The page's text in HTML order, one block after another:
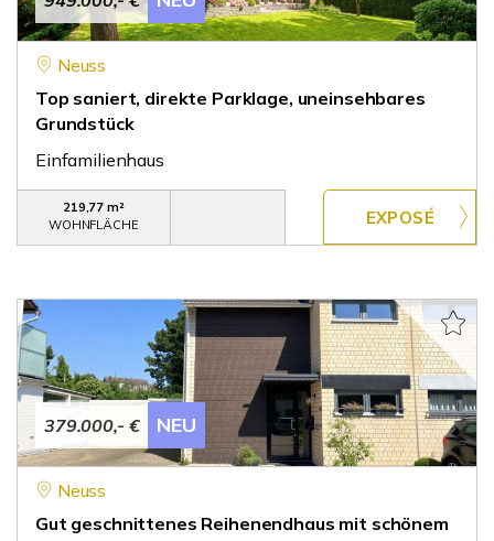
Neuss
Top saniert, direkte Parklage, uneinsehbares
Grundstück
Einfamilienhaus
219,77 m²
WOHNFLÄCHE
379.000,- € NEU
Neuss
Gut geschnittenes Reihenendhaus mit schönem